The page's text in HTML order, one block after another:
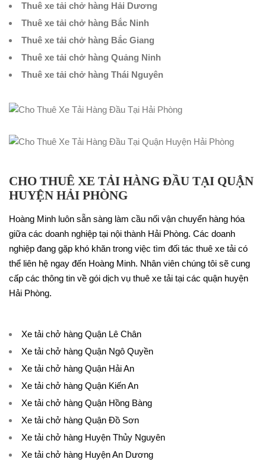
Thuê xe tải chở hàng Hải Dương
Thuê xe tải chở hàng Bắc Ninh
Thuê xe tải chở hàng Bắc Giang
Thuê xe tải chở hàng Quảng Ninh
Thuê xe tải chở hàng Thái Nguyên
CHO THUÊ XE TẢI HÀNG ĐẦU TẠI QUẬN
HUYỆN HẢI PHÒNG
Hoàng Minh luôn sẵn sàng làm cầu nối vận chuyển hàng hóa
giữa các doanh nghiệp tại nội thành Hải Phòng. Các doanh
nghiệp đang gặp khó khăn trong việc tìm đối tác thuê xe tải có
thể liên hệ ngay đến Hoàng Minh. Nhân viên chúng tôi sẽ cung
cấp các thông tin về gói dịch vụ thuê xe tải tại các quận huyện
Hải Phòng.
Xe tải chở hàng Quận Lê Chân
Xe tải chở hàng Quận Ngô Quyền
Xe tải chở hàng Quận Hải An
Xe tải chở hàng Quận Kiến An
Xe tải chở hàng Quận Hồng Bàng
Xe tải chở hàng Quận Đồ Sơn
Xe tải chở hàng Huyện Thủy Nguyên
Xe tải chở hàng Huyện An Dương